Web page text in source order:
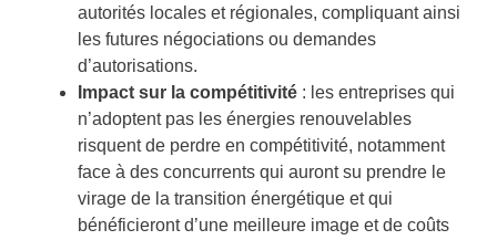
autorités locales et régionales, compliquant ainsi
les futures négociations ou demandes
d’autorisations.
Impact sur la compétitivité : les entreprises qui
n’adoptent pas les énergies renouvelables
risquent de perdre en compétitivité, notamment
face à des concurrents qui auront su prendre le
virage de la transition énergétique et qui
bénéficieront d’une meilleure image et de coûts